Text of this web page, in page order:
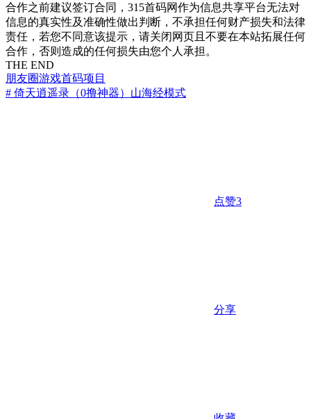
合作之前建议签订合同，315首码网作为信息共享平台无法对
信息的真实性及准确性做出判断，不承担任何财产损失和法律
责任，若您不同意该提示，请关闭网页且不要在本站拓展任何
合作，否则造成的任何损失由您个人承担。
THE END
朋友圈游戏首码项目
# 倚天逍遥录（0撸神器）山海经模式
点赞3
分享